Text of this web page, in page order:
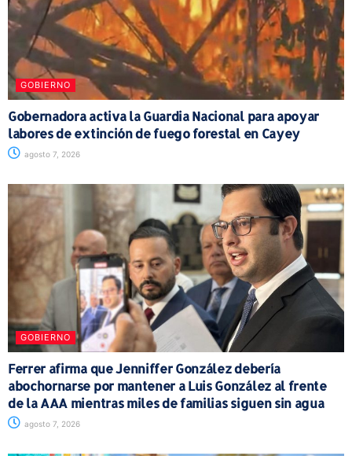
GOBIERNO
Gobernadora activa la Guardia Nacional para apoyar
labores de extinción de fuego forestal en Cayey
agosto 7, 2026
GOBIERNO
Ferrer afirma que Jenniffer González debería
abochornarse por mantener a Luis González al frente
de la AAA mientras miles de familias siguen sin agua
agosto 7, 2026